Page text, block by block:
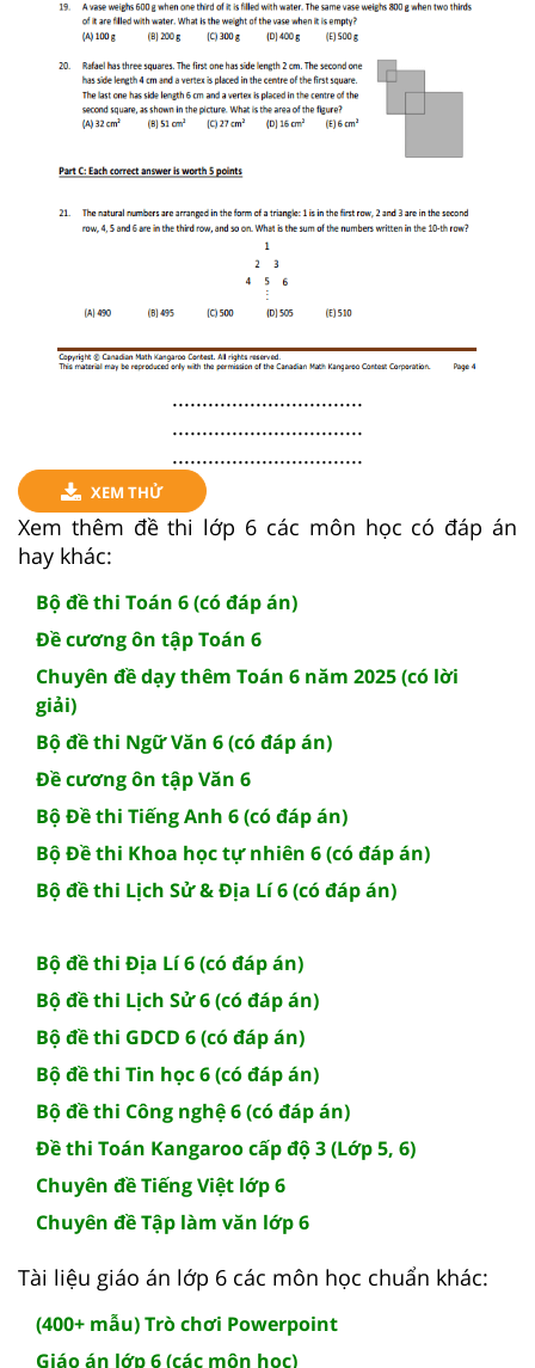
................................
................................
................................
XEM THỬ
Xem thêm đề thi lớp 6 các môn học có đáp án
hay khác:
Bộ đề thi Toán 6 (có đáp án)
Đề cương ôn tập Toán 6
Chuyên đề dạy thêm Toán 6 năm 2025 (có lời
giải)
Bộ đề thi Ngữ Văn 6 (có đáp án)
Đề cương ôn tập Văn 6
Bộ Đề thi Tiếng Anh 6 (có đáp án)
Bộ Đề thi Khoa học tự nhiên 6 (có đáp án)
Bộ đề thi Lịch Sử & Địa Lí 6 (có đáp án)
Bộ đề thi Địa Lí 6 (có đáp án)
Bộ đề thi Lịch Sử 6 (có đáp án)
Bộ đề thi GDCD 6 (có đáp án)
Bộ đề thi Tin học 6 (có đáp án)
Bộ đề thi Công nghệ 6 (có đáp án)
Đề thi Toán Kangaroo cấp độ 3 (Lớp 5, 6)
Chuyên đề Tiếng Việt lớp 6
Chuyên đề Tập làm văn lớp 6
Tài liệu giáo án lớp 6 các môn học chuẩn khác:
(400+ mẫu) Trò chơi Powerpoint
Giáo án lớp 6 (các môn học)